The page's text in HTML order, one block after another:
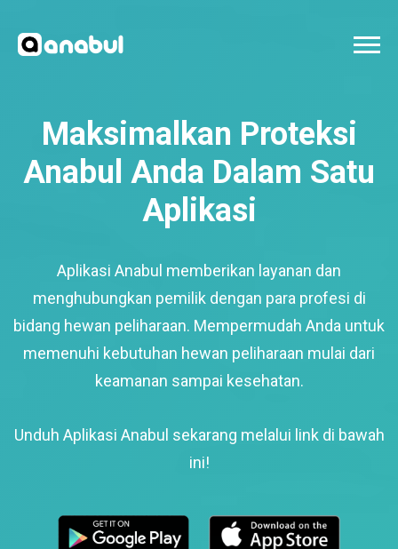
Maksimalkan Proteksi
Anabul Anda Dalam Satu
Aplikasi
Aplikasi Anabul memberikan layanan dan
menghubungkan pemilik dengan para profesi di
bidang hewan peliharaan. Mempermudah Anda untuk
memenuhi kebutuhan hewan peliharaan mulai dari
keamanan sampai kesehatan.
Unduh Aplikasi Anabul sekarang melalui link di bawah
ini!